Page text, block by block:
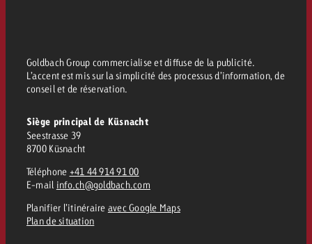
Goldbach Group commercialise et diffuse de la publicité.
L’accent est mis sur la simplicité des processus d’information, de
conseil et de réservation.
Siège principal de Küsnacht
Seestrasse 39
8700 Küsnacht
Téléphone +41 44 914 91 00
E-mail info.ch@goldbach.com
Planifier l’itinéraire avec Google Maps
Plan de situation